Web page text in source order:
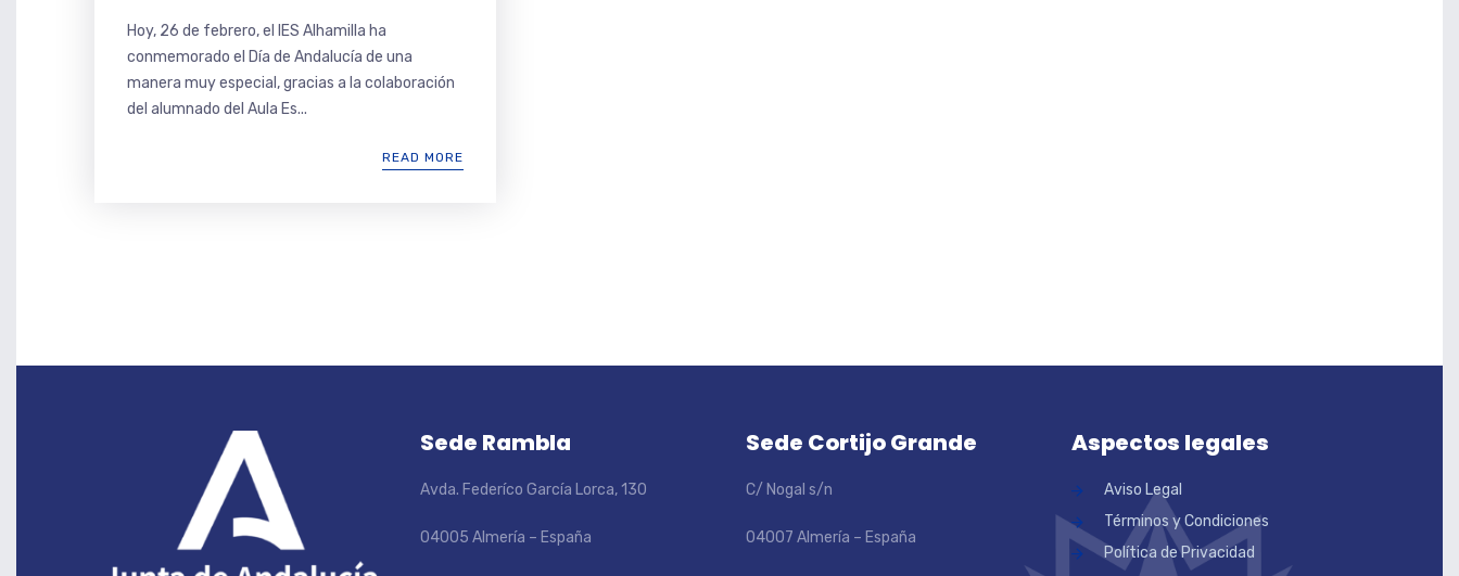
Hoy, 26 de febrero, el IES Alhamilla ha
conmemorado el Día de Andalucía de una
manera muy especial, gracias a la colaboración
del alumnado del Aula Es...
READ MORE
Sede Rambla
Avda. Federíco García Lorca, 130
04005 Almería – España
Sede Cortijo Grande
C/ Nogal s/n
04007 Almería – España
Aspectos legales
Aviso Legal
Términos y Condiciones
Política de Privacidad